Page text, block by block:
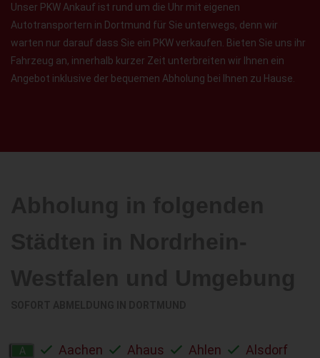
Unser PKW Ankauf ist rund um die Uhr mit eigenen
Autotransportern in Dortmund für Sie unterwegs, denn wir
warten nur darauf dass Sie ein PKW verkaufen. Bieten Sie uns ihr
Fahrzeug an, innerhalb kurzer Zeit unterbreiten wir Ihnen ein
Angebot inklusive der bequemen Abholung bei Ihnen zu Hause.
A Aachen Ahaus Ahlen
Alsdorf